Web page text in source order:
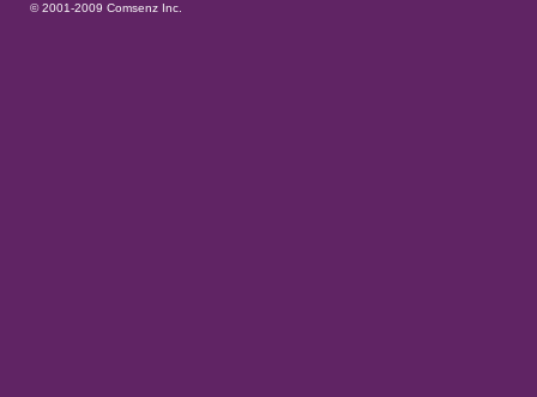
© 2001-2009 Comsenz Inc.